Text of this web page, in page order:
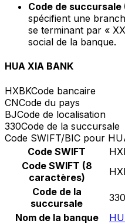
Code de succursale
spécifient une
se terminant par «
social de la banque.
HUA XIA BANK
HXBKCode bancaire
CNCode du pays
BJCode de localisation
330Code de la succursale
Code SWIFT/BIC pour
Code SWIFT
Code SWIFT (8
caractères)
Code de la
succursale
330
Nom de la banque